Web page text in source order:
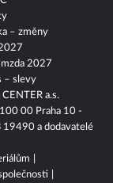
a.s.
00 Praha 10 -
19490 a dodavatelé
– změny
2027
– slevy